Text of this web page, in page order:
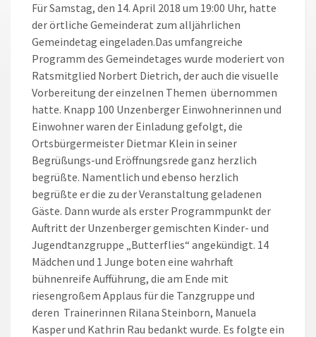
Für Samstag, den 14. April 2018 um 19:00 Uhr, hatte
der örtliche Gemeinderat zum alljährlichen
Gemeindetag eingeladen.Das umfangreiche
Programm des Gemeindetages wurde moderiert von
Ratsmitglied Norbert Dietrich, der auch die visuelle
Vorbereitung der einzelnen Themen übernommen
hatte. Knapp 100 Unzenberger Einwohnerinnen und
Einwohner waren der Einladung gefolgt, die
Ortsbürgermeister Dietmar Klein in seiner
Begrüßungs-und Eröffnungsrede ganz herzlich
begrüßte. Namentlich und ebenso herzlich
begrüßte er die zu der Veranstaltung geladenen
Gäste. Dann wurde als erster Programmpunkt der
Auftritt der Unzenberger gemischten Kinder- und
Jugendtanzgruppe „Butterflies“ angekündigt. 14
Mädchen und 1 Junge boten eine wahrhaft
bühnenreife Aufführung, die am Ende mit
riesengroßem Applaus für die Tanzgruppe und
deren Trainerinnen Rilana Steinborn, Manuela
Kasper und Kathrin Rau bedankt wurde. Es folgte ein